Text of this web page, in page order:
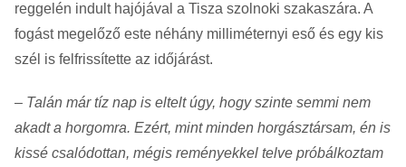
reggelén indult hajójával a Tisza szolnoki szakaszára. A
fogást megelőző este néhány milliméternyi eső és egy kis
szél is felfrissítette az időjárást.
– Talán már tíz nap is eltelt úgy, hogy szinte semmi nem
akadt a horgomra. Ezért, mint minden horgásztársam, én is
kissé csalódottan, mégis reményekkel telve próbálkoztam